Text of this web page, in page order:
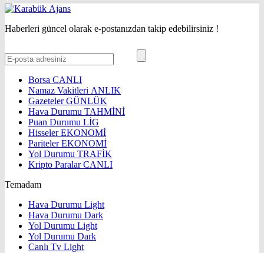
Haberleri güncel olarak e-postanızdan takip edebilirsiniz !
Borsa CANLI
Namaz Vakitleri ANLIK
GazetelerGÜNLÜK
Hava Durumu TAHMİNİ
Puan Durumu LİG
HisselerEKONOMİ
ParitelerEKONOMİ
Yol Durumu TRAFİK
Kripto ParalarCANLI
Temadam
Hava Durumu Light
Hava Durumu Dark
Yol Durumu Light
Yol Durumu Dark
Canlı Tv Light